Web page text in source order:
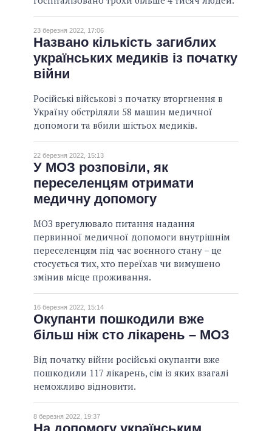
23 березня 2022, 17:06
Названо кількість загиблих
українських медиків із початку
війни
Російські військові з початку вторгнення в
Україну обстріляли 58 машин медичної
допомоги та вбили шістьох медиків.
22 березня 2022, 15:13
У МОЗ розповіли, як
переселенцям отримати
медичну допомогу
МОЗ врегулювало питання надання
первинної медичної допомоги внутрішнім
переселенцям під час воєнного стану – це
стосується тих, хто переїхав чи вимушено
змінив місце проживання.
16 березня 2022, 15:14
Окупанти пошкодили вже
більш ніж сто лікарень – МОЗ
Від початку війни російські окупанти вже
пошкодили 117 лікарень, сім із яких взагалі
неможливо відновити.
8 березня 2022, 19:37